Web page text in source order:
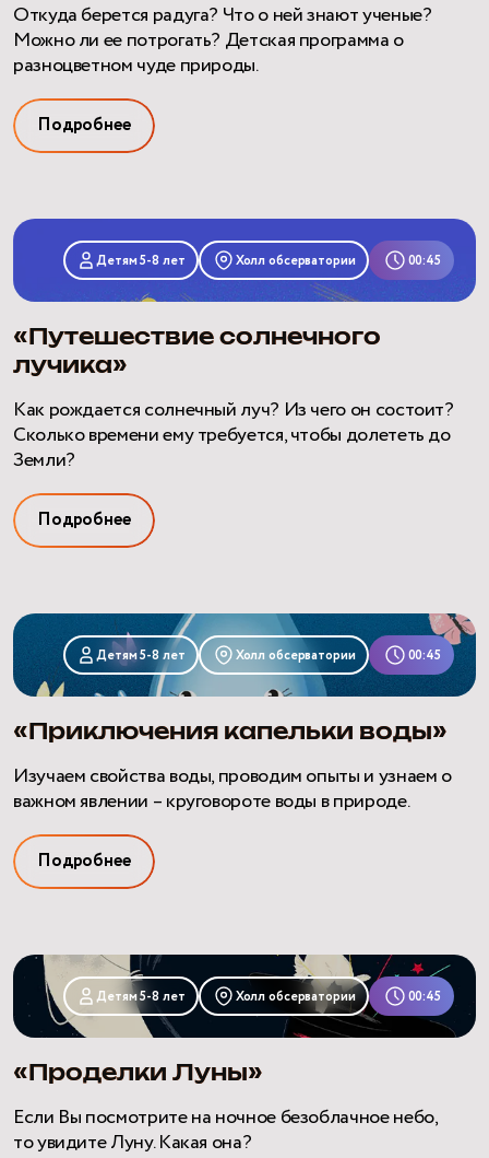
Откуда берется радуга? Что о ней знают ученые?
Можно ли ее потрогать? Детская программа о
разноцветном чуде природы.
Подробнее
«Путешествие
солнечного
лучика»
Детям 5-8 лет Холл обсерватории 00:45
«Путешествие солнечного
лучика»
Как рождается солнечный луч? Из чего он состоит?
Сколько времени ему требуется, чтобы долететь до
Земли?
Подробнее
«Приключения
капельки
воды»
Детям 5-8 лет Холл обсерватории 00:45
«Приключения капельки воды»
Изучаем свойства воды, проводим опыты и узнаем о
важном явлении – круговороте воды в природе.
Подробнее
«Проделки
Луны»
Детям 5-8 лет Холл обсерватории 00:45
«Проделки Луны»
Если Вы посмотрите на ночное безоблачное небо,
то увидите Луну. Какая она?